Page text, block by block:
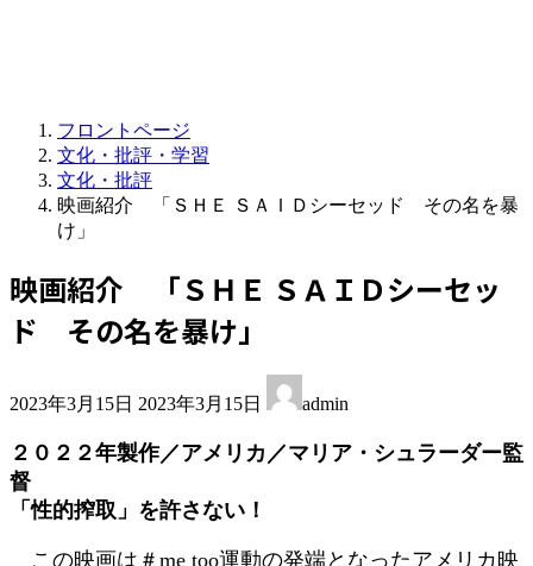
フロントページ
文化・批評・学習
文化・批評
映画紹介 「ＳＨＥ ＳＡＩＤシーセッド その名を暴
け」
映画紹介 「ＳＨＥ ＳＡＩＤシーセッ
ド その名を暴け」
2023年3月15日 終
新
時
2023年3月15日 admin
２０２２年製作／アメリカ／マリア・シュラーダー監
督
「性的搾取」を許さない！
この映画は＃me too運動の発端となったアメリカ映